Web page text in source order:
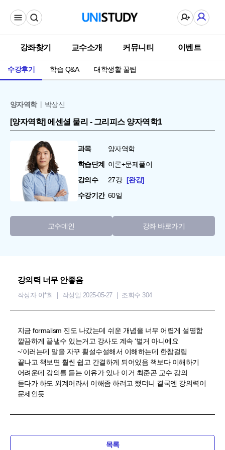
강좌찾기 교수소개 커뮤니티 이벤트
수강후기 학습 Q&A 대학생활 꿀팁
양자역학 박상신
[양자역학] 에센셜 물리 - 그리피스 양자역학1
과목
양자역학
학습단계
이론+문제풀이
강의수
27강
완강
수강기간 60일
교수메인 강좌 바로가기
강의력 너무 안좋음
작성자 이*희 작성일 2025-05-27 조회수 304
지금 formalism 진도 나갔는데 쉬운 개념을 너무 어렵게 설명함
깔끔하게 끝낼수 있는거고 강사도 계속 ‘별거 아니에요
~’이러는데 말을 자꾸 횡설수설해서 이해하는데 한참걸림
끝나고 책보면 훨씬 쉽고 간결하게 되어있음 책보다 이해하기
어려운데 강의를 듣는 이유가 있나 이거 최준곤 교수 강의
듣다가 하도 외계어라서 이해좀 하려고 했더니 결국엔 강의력이
문제인듯
목록